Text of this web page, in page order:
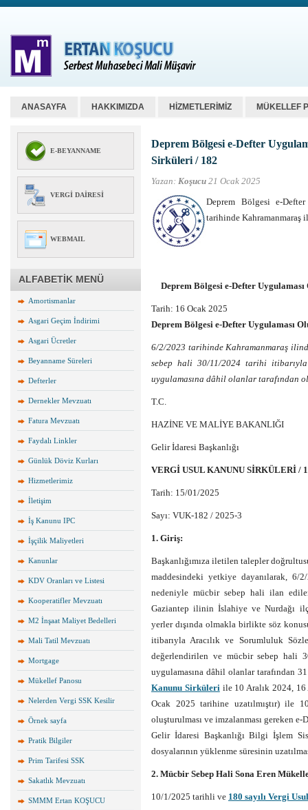
ANASAYFA HAKKIMIZDA HİZMETLERİMİZ MÜKELLEF
E-BEYANNAME
VERGI DAIRESI
WEBMAIL
ALFABETİK MENÜ
Amortismanlar
Asgari Geçim İndirimi
Asgari Ücretler
Beyanname Süreleri
Defterler
Dernekler Mevzuatı
Fatura Mevzuatı
Faydalı Linkler
Günlük Döviz Kurları
Hizmetlerimiz
İletişim
İş Kanunu IPC
İşçilik Maliyetleri
Kanunlar
KDV Oranları ve Listesi
Kooperatifler Mevzuatı
M2 İnşaat Maliyet Bedelleri
Mali Tatil Mevzuatı
Mortgage
Mükellef Panosu
Nelerden Vergi SSK Kesilir
Örnek sayfa
Pratik Bilgiler
Prim Tarifesi SSK
Sakatlık Mevzuatı
SMMM Ertan KOŞUCU
Deprem Bölgesi e-Defter
Sirküleri / 182
Yazan: Koşucu 21 Ocak 2025
Deprem Bölgesi e-
tarihinde
Deprem Bölgesi e-Defter
Tarih: 16 Ocak 2025
Deprem Bölgesi e-Defter Uygulaması
6/2/2023 tarihinde Kahramanmaraş
sebep hali 30/11/2024 tarihi
uygulamasına dâhil olanlar tarafından
T.C.
HAZİNE VE MALİYE BAKANLIĞI
Gelir İdaresi Başkanlığı
VERGİ USUL KANUNU SİRKÜLERİ /
Tarih: 15/01/2025
Sayı: VUK-182 / 2025-3
1. Giriş:
Başkanlığımıza iletilen talepler
maddesindeki yetkiye dayanılarak, 6/
nedeniyle mücbir sebep hali ilan
Gaziantep ilinin İslahiye ve Nurdağı
yerler dışında olmakla birlikte söz
itibarıyla Aracılık ve Sorumluluk
değerlendirilen ve mücbir sebep hali
uygulamasına dâhil olanlar tarafından
Kanunu Sirküleriile 10 Aralık 2024, 16
Ocak 2025 tarihine uzatılmıştır) ile
oluşturulması ve imzalanması gereken
Gelir İdaresi Başkanlığı Bilgi İşlem
dosyalarının yüklenme süresinin
2. Mücbir Sebep Hali Sona Eren
10/1/2025 tarihli ve 180 sayılı Vergi